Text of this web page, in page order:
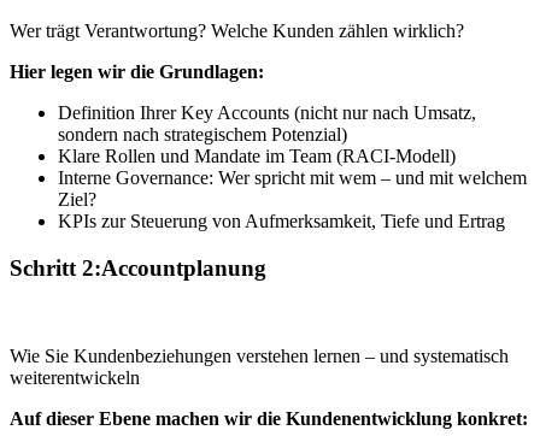
Wer trägt Verantwortung? Welche Kunden zählen wirklich?
Hier legen wir die Grundlagen:
Definition Ihrer Key Accounts (nicht nur nach Umsatz,
sondern nach strategischem Potenzial)
Klare Rollen und Mandate im Team (RACI-Modell)
Interne Governance: Wer spricht mit wem – und mit welchem
Ziel?
KPIs zur Steuerung von Aufmerksamkeit, Tiefe und Ertrag
Schritt 2:Accountplanung
Wie Sie Kundenbeziehungen verstehen lernen – und systematisch
weiterentwickeln
Auf dieser Ebene machen wir die Kundenentwicklung konkret: